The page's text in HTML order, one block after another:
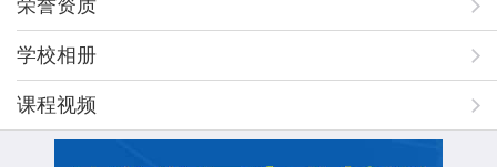
荣誉资质
学校相册
课程视频